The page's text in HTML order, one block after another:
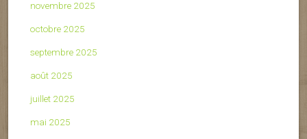
novembre 2025
octobre 2025
septembre 2025
août 2025
juillet 2025
mai 2025